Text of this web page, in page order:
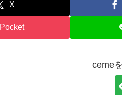
X
Pocket
ceme